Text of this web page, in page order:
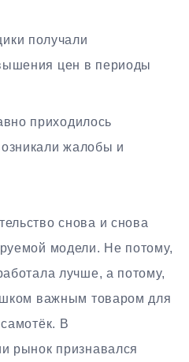
получали
цен в периоды
приходилось
жалобы и
снова и снова
модели. Не потому,
лучше, а потому,
важным товаром для
В
рынок признавался